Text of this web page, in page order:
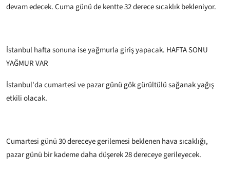
devam edecek. Cuma günü de kentte 32 derece sıcaklık bekleniyor.
İstanbul hafta sonuna ise yağmurla giriş yapacak. HAFTA SONU
YAĞMUR VAR
İstanbul'da cumartesi ve pazar günü gök gürültülü sağanak yağış
etkili olacak.
Cumartesi günü 30 dereceye gerilemesi beklenen hava sıcaklığı,
pazar günü bir kademe daha düşerek 28 dereceye gerileyecek.